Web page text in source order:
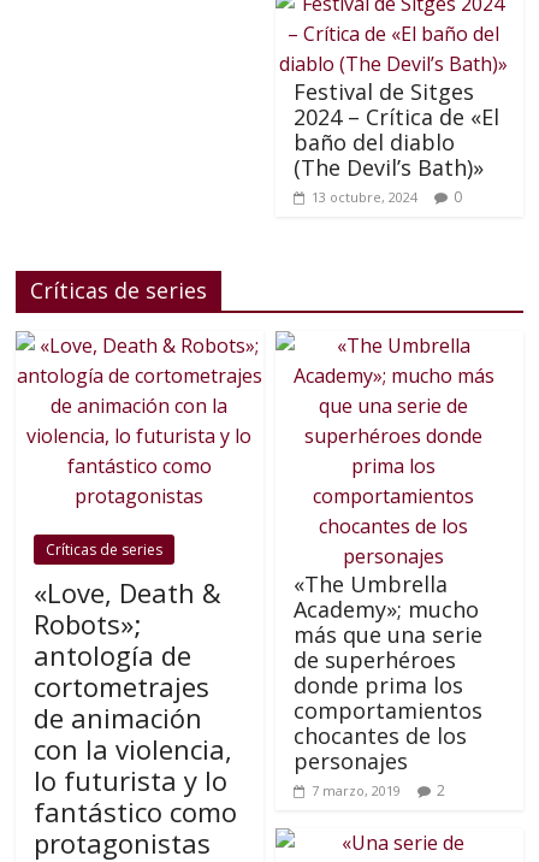
Festival de Sitges
2024 – Crítica de «El
baño del diablo
(The Devil’s Bath)»
13 octubre, 2024 0
Críticas de series
Críticas de series
«Love, Death &
Robots»;
antología de
cortometrajes
de animación
con la violencia,
lo futurista y lo
fantástico como
protagonistas
«The Umbrella
Academy»; mucho
más que una serie
de superhéroes
donde prima los
comportamientos
chocantes de los
personajes
7 marzo, 2019 2